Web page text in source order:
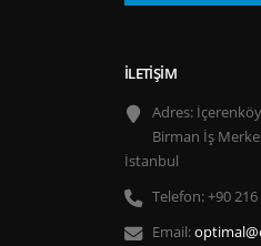
İLETIŞIM
Adres:
Birman İş
İstanbul
Telefon:+90
Email: